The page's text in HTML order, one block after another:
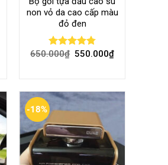
non vỏ da cao cấp màu
đỏ đen
Rated4.80
650.000₫ 550.000₫
-18%